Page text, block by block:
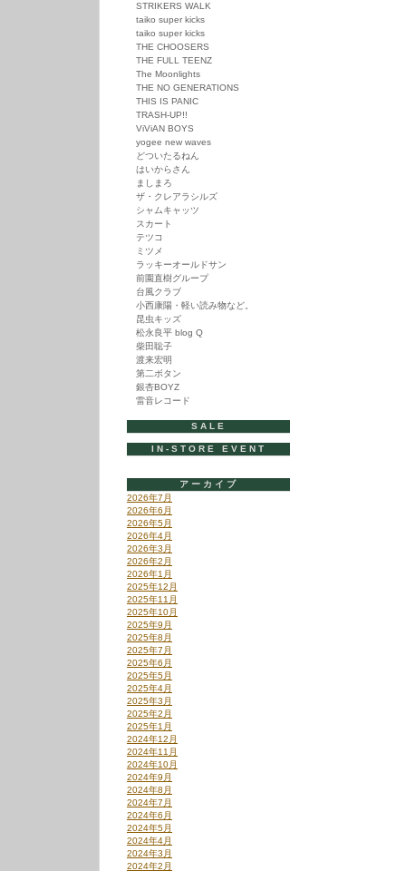
STRIKERS WALK
taiko super kicks
taiko super kicks
THE CHOOSERS
THE FULL TEENZ
The Moonlights
THE NO GENERATIONS
THIS IS PANIC
TRASH-UP!!
ViViAN BOYS
yogee new waves
どついたるねん
はいからさん
ましまろ
ザ・クレアラシルズ
シャムキャッツ
スカート
テツコ
ミツメ
ラッキーオールドサン
前園直樹グループ
台風クラブ
小西康陽・軽い読み物など。
昆虫キッズ
松永良平 blog Q
柴田聡子
渡来宏明
第二ボタン
銀杏BOYZ
雷音レコード
SALE
IN-STORE EVENT
アーカイブ
2026年7月
2026年6月
2026年5月
2026年4月
2026年3月
2026年2月
2026年1月
2025年12月
2025年11月
2025年10月
2025年9月
2025年8月
2025年7月
2025年6月
2025年5月
2025年4月
2025年3月
2025年2月
2025年1月
2024年12月
2024年11月
2024年10月
2024年9月
2024年8月
2024年7月
2024年6月
2024年5月
2024年4月
2024年3月
2024年2月